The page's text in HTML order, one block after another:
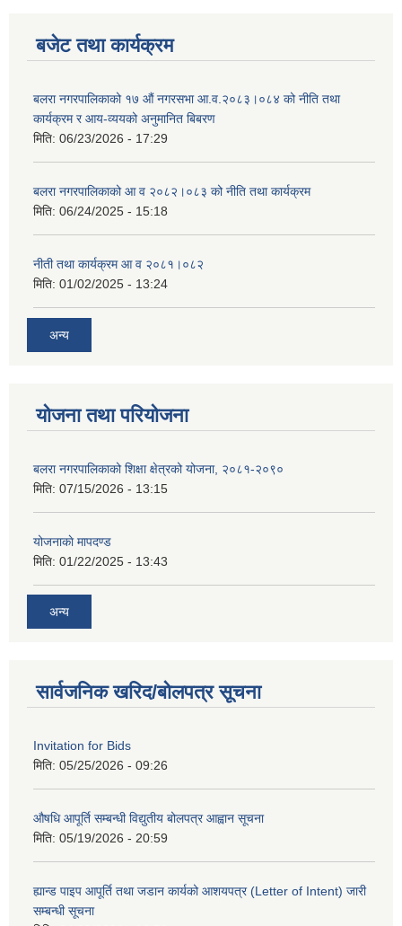
बजेट तथा कार्यक्रम
बलरा नगरपालिकाको १७ औं नगरसभा आ.व.२०८३।०८४ को नीति तथा
कार्यक्रम र आय-व्ययको अनुमानित बिबरण
मिति: 06/23/2026 - 17:29
बलरा नगरपालिकाको आ व २०८२।०८३ को नीति तथा कार्यक्रम
मिति: 06/24/2025 - 15:18
नीती तथा कार्यक्रम आ व २०८१।०८२
मिति: 01/02/2025 - 13:24
अन्य
योजना तथा परियोजना
बलरा नगरपालिकाको शिक्षा क्षेत्रको योजना, २०८१-२०९०
मिति: 07/15/2026 - 13:15
योजनाकाे मापदण्ड
मिति: 01/22/2025 - 13:43
अन्य
सार्वजनिक खरिद/बोलपत्र सूचना
Invitation for Bids
मिति: 05/25/2026 - 09:26
औषधि आपूर्ति सम्बन्धी विद्युतीय बोलपत्र आह्वान सूचना
मिति: 05/19/2026 - 20:59
ह्यान्ड पाइप आपूर्ति तथा जडान कार्यको आशयपत्र (Letter of Intent) जारी
सम्बन्धी सूचना